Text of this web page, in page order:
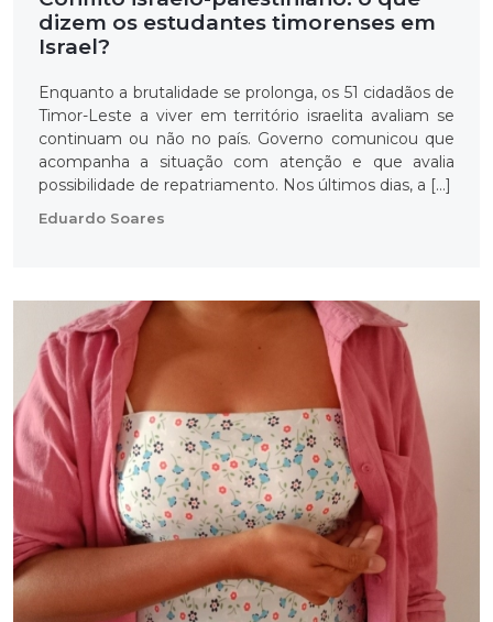
dizem os estudantes timorenses em
Israel?
Enquanto a brutalidade se prolonga, os 51 cidadãos de
Timor-Leste a viver em território israelita avaliam se
continuam ou não no país. Governo comunicou que
acompanha a situação com atenção e que avalia
possibilidade de repatriamento. Nos últimos dias, a […]
Eduardo Soares